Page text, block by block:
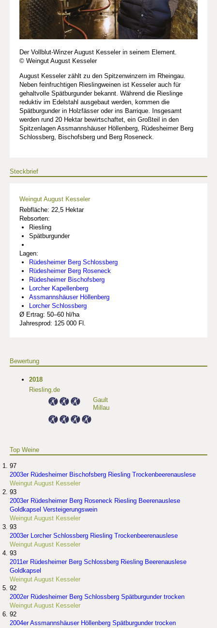
Der Vollblut-Winzer August Kesseler in seinem Element.
© Weingut August Kesseler
August Kesseler zählt zu den Spitzenwinzern im Rheingau.
Neben feinfruchtigen Rieslingweinen ist Kesseler auch für
gehaltvolle Spätburgunder bekannt. Während die Rieslinge
reduktiv im Edelstahl ausgebaut werden, kommen die
Spätburgunder in Holzfässer oder ins Barrique. Insgesamt
werden rund 20 Hektar bewirtschaftet, ein Großteil in den
Spitzenlagen Assmannshäuser Höllenberg, Rüdesheimer Berg
Schlossberg, Bischofsberg und Berg Roseneck.
Steckbrief
Weingut August Kesseler
Rebfläche: 22,5 Hektar
Rebsorten:
Riesling
Spätburgunder
Lagen:
Rüdesheimer Berg Schlossberg
Rüdesheimer Berg Roseneck
Rüdesheimer Bischofsberg
Lorcher Kapellenberg
Assmannshäuser Höllenberg
Lorcher Schlossberg
Ø Ertrag: 50–60 hl/ha
Jahresprod: 125 000 Fl.
Bewertung
2018
Riesling.de
Gault
Millau
Top Weine
97
2003er Rüdesheimer Bischofsberg Riesling Trockenbeerenauslese
Weingut August Kesseler
93
2003er Rüdesheimer Berg Roseneck Riesling Beerenauslese
Goldkapsel Versteigerungswein
Weingut August Kesseler
93
2003er Lorcher Schlossberg Riesling Trockenbeerenauslese
Weingut August Kesseler
93
2011er Rüdesheimer Berg Schlossberg Riesling Beerenauslese
Goldkapsel
Weingut August Kesseler
92
2002er Rüdesheimer Berg Schlossberg Spätburgunder trocken
Weingut August Kesseler
92
2004er Assmannshäuser Höllenberg Spätburgunder trocken